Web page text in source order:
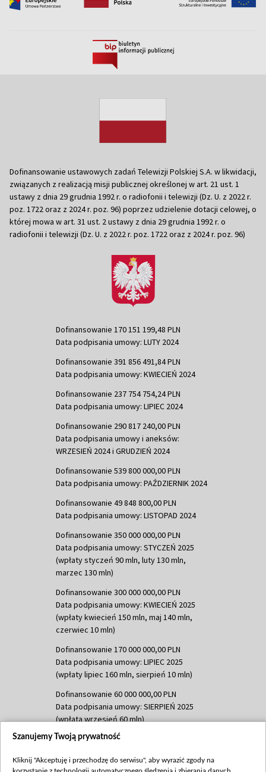
Dofinansowanie ustawowych zadań Telewizji Polskiej S.A. w likwidacji,
związanych z realizacją misji publicznej określonej w art. 21 ust. 1
ustawy z dnia 29 grudnia 1992 r. o radiofonii i telewizji (Dz. U. z 2022 r.
poz. 1722 oraz z 2024 r. poz. 96) poprzez udzielenie dotacji celowej, o
której mowa w art. 31 ust. 2 ustawy z dnia 29 grudnia 1992 r. o
radiofonii i telewizji (Dz. U. z 2022 r. poz. 1722 oraz z 2024 r. poz. 96)
Dofinansowanie 170 151 199,48 PLN
Data podpisania umowy: LUTY 2024
Dofinansowanie 391 856 491,84 PLN
Data podpisania umowy: KWIECIEŃ 2024
Dofinansowanie 237 754 754,24 PLN
Data podpisania umowy: LIPIEC 2024
Dofinansowanie 290 817 240,00 PLN
Data podpisania umowy i aneksów:
WRZESIEŃ 2024 i GRUDZIEŃ 2024
Dofinansowanie 539 800 000,00 PLN
Data podpisania umowy: PAŹDZIERNIK 2024
Dofinansowanie 49 848 800,00 PLN
Data podpisania umowy: LISTOPAD 2024
Dofinansowanie 350 000 000,00 PLN
Data podpisania umowy: STYCZEŃ 2025
(wpłaty styczeń 90 mln, luty 130 mln,
marzec 130 mln)
Dofinansowanie 300 000 000,00 PLN
Data podpisania umowy: KWIECIEŃ 2025
(wpłaty kwiecień 150 mln, maj 140 mln,
czerwiec 10 mln)
Dofinansowanie 170 000 000,00 PLN
Data podpisania umowy: LIPIEC 2025
(wpłaty lipiec 160 mln, sierpień 10 mln)
Dofinansowanie 60 000 000,00 PLN
Data podpisania umowy: SIERPIEŃ 2025
(wpłata wrzesień 60 mln)
Dofinansowanie 635 783 051,21 PLN
(wpłata wrzesień 100 mln, październik 350
Szanujemy Twoją prywatność
Kliknij "Akceptuję i przechodzę do serwisu", aby wyrazić zgody na